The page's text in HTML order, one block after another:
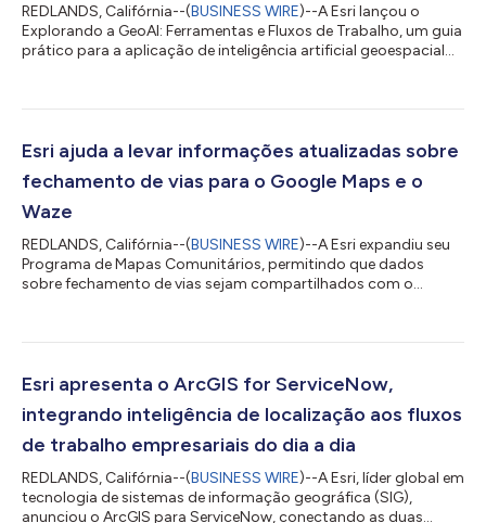
REDLANDS, Califórnia--(BUSINESS WIRE)--A Esri lançou o
Explorando a GeoAI: Ferramentas e Fluxos de Trabalho, um guia
prático para a aplicação de inteligência artificial geoespacial
conhecimento e as ferramentas necessários para integrar
mundo real. À medida que a GeoAI continua transformando o
modo como as organi...
Esri ajuda a levar informações atualizadas sobre
fechamento de vias para o Google Maps e o
Waze
REDLANDS, Califórnia--(BUSINESS WIRE)--A Esri expandiu seu
Programa de Mapas Comunitários, permitindo que dados
sobre fechamento de vias sejam compartilhados com o
uma forma de os usuários compartilharem facilmente
principais provedores de mapas, permitindo que eles atualizem
seus mapas com essas informações importantes. A solução...
Esri apresenta o ArcGIS for ServiceNow,
integrando inteligência de localização aos fluxos
de trabalho empresariais do dia a dia
REDLANDS, Califórnia--(BUSINESS WIRE)--A Esri, líder global em
tecnologia de sistemas de informação geográfica (SIG),
anunciou o ArcGIS para ServiceNow, conectando as duas